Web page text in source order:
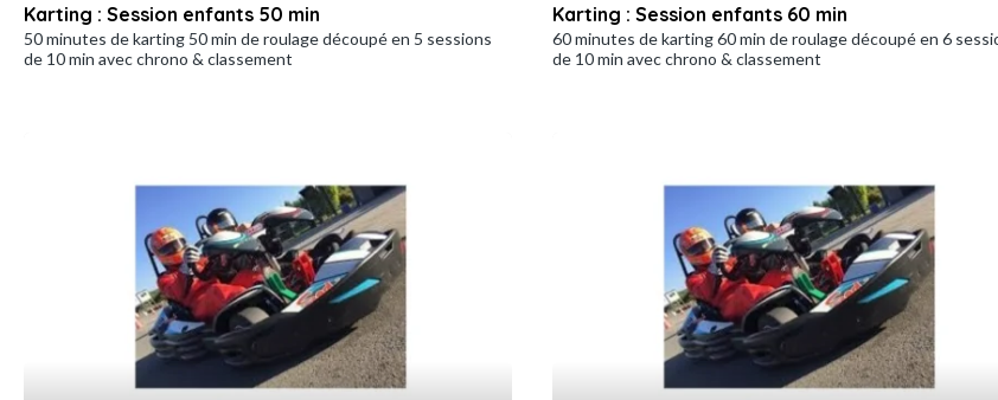
Karting : Session enfants 50 min
50 minutes de karting 50 min de roulage découpé en 5 sessions
de 10 min avec chrono & classement
Karting : Session enfants 60 min
60 minutes de karting 60 min de roulage découpé en 6
de 10 min avec chrono & classement